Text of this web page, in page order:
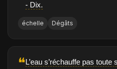
- Dix.
échelle Dégâts
❝L’eau s’réchauffe pas toute